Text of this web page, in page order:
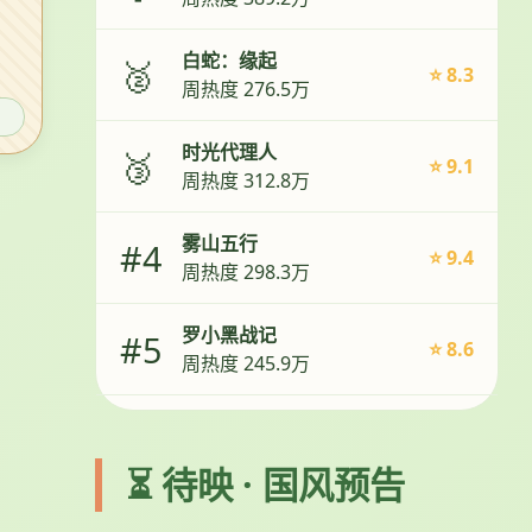
🥈
白蛇：缘起
周热度 276.5万
⭐ 8.3
🥉
时光代理人
周热度 312.8万
⭐ 9.1
#4
雾山五行
周热度 298.3万
⭐ 9.4
#5
罗小黑战记
周热度 245.9万
⭐ 8.6
⏳ 待映 · 国风预告